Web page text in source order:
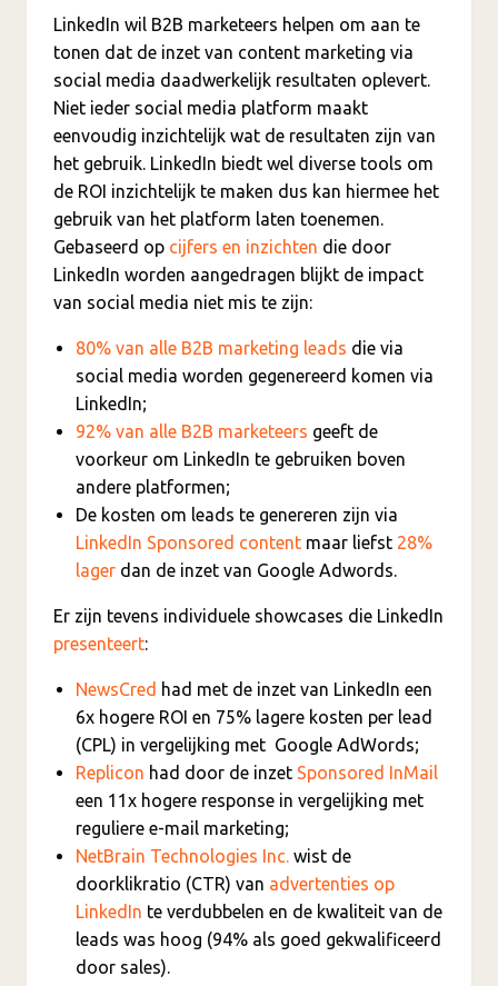
LinkedIn wil B2B marketeers helpen om aan te
tonen dat de inzet van content marketing via
social media daadwerkelijk resultaten oplevert.
Niet ieder social media platform maakt
eenvoudig inzichtelijk wat de resultaten zijn van
het gebruik. LinkedIn biedt wel diverse tools om
de ROI inzichtelijk te maken dus kan hiermee het
gebruik van het platform laten toenemen.
Gebaseerd op cijfers en inzichten die door
LinkedIn worden aangedragen blijkt de impact
van social media niet mis te zijn:
80% van alle B2B marketing leads die via
social media worden gegenereerd komen via
LinkedIn;
92% van alle B2B marketeers geeft de
voorkeur om LinkedIn te gebruiken boven
andere platformen;
De kosten om leads te genereren zijn via
LinkedIn Sponsored content maar liefst 28%
lager dan de inzet van Google Adwords.
Er zijn tevens individuele showcases die LinkedIn
presenteert:
NewsCred had met de inzet van LinkedIn een
6x hogere ROI en 75% lagere kosten per lead
(CPL) in vergelijking met Google AdWords;
Replicon had door de inzet Sponsored InMail
een 11x hogere response in vergelijking met
reguliere e-mail marketing;
NetBrain Technologies Inc. wist de
doorklikratio (CTR) van advertenties op
LinkedIn te verdubbelen en de kwaliteit van de
leads was hoog (94% als goed gekwalificeerd
door sales).